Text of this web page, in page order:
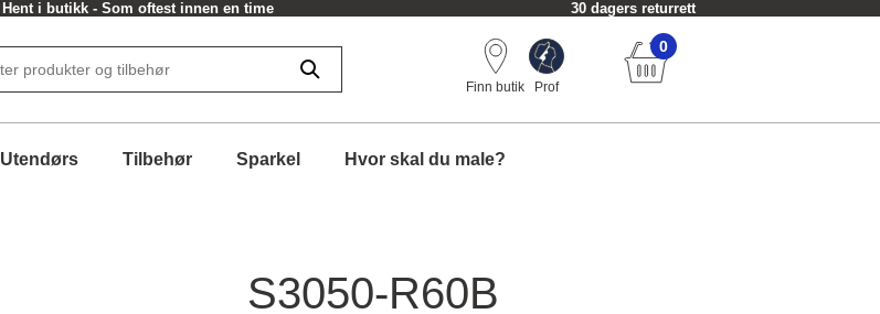
Hent i butikk - Som oftest innen en time 30 dagers returrett
Finn butik Prof
0
Utendørs Tilbehør Sparkel Hvor skal du male?
S3050-R60B